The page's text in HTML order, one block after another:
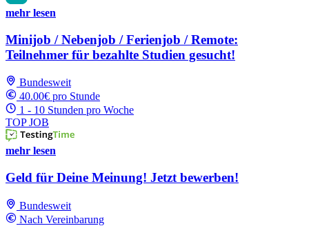
mehr lesen
Minijob / Nebenjob / Ferienjob / Remote:
Teilnehmer für bezahlte Studien gesucht!
Bundesweit
40.00€ pro Stunde
1 - 10 Stunden pro Woche
TOP JOB
mehr lesen
Geld für Deine Meinung! Jetzt bewerben!
Bundesweit
Nach Vereinbarung